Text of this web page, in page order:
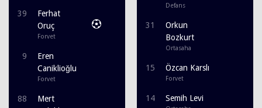
39
Ferhat
Oruç
Forvet
9
Eren
Caniklioğlu
Forvet
88
Mert
Defans
31
Orkun
Bozkurt
Ortasaha
15 Özcan Karslı
Forvet
14 Semih Levi